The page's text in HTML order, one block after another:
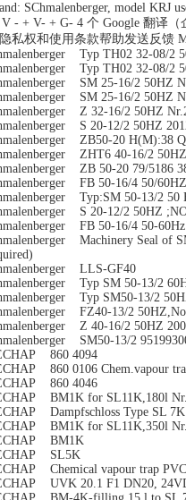
SChmalenberger, model KRJ
- + V- + G- 4 个 Google 翻译
私权和使用条款帮助发送反馈
Typ TH02 32-08/2
Typ TH02 32-08/2
SM 25-16/2 50HZ
SM 25-16/2 50HZ
Z 32-16/2 50HZ
S 20-12/2 50HZ
ZB50-20 H(M):38
ZHT6 40-16/2
ZB 50-20 79/5186
FB 50-16/4 50/60HZ
Typ:SM 50-13/2 50
S 20-12/2 50HZ
FB 50-16/4 50-
Machinery Seal of
LLS-GF40
Typ SM 50-13/2
Typ SM50-13/2
FZ40-13/2
Z 40-16/2 50HZ
SM50-13/2
860 4094
860 0106 Chem.vapour
860 4046
BM1K for SL11K,180l
Dampfschloss Type SL
BM1K for SL11K,350l
BM1K
SL5K
Chemical vapour trap
UVK 20.1 F1 DN20,